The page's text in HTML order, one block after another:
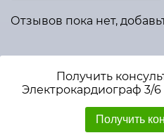
Отзывов пока нет,
Получить
Электрокардиограф 3/
Получить